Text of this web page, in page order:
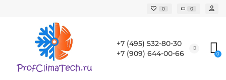
0 0
+7 (495) 532-80-30
+7 (909) 644-00-66
0